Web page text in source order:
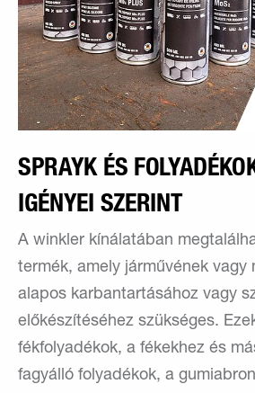
SPRAYK ÉS
IGÉNYEI SZERINT
A winkler kínálatában
termék, amely járművének vagy
alapos karbantartásához vagy
előkészítéséhez szükséges.
fékfolyadékok, a fékekhez és
fagyálló folyadékok, a